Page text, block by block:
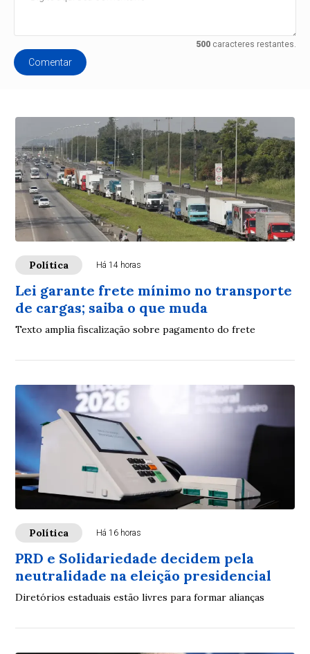
500caracteres restantes.
Comentar
Política Há 14 horas
Lei garante frete mínimo no transporte
de cargas; saiba o que muda
Texto amplia fiscalização sobre pagamento do frete
Política Há 16 horas
PRD e Solidariedade decidem pela
neutralidade na eleição presidencial
Diretórios estaduais estão livres para formar alianças